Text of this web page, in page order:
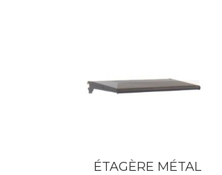
ÉTAGÈRE MÉTAL